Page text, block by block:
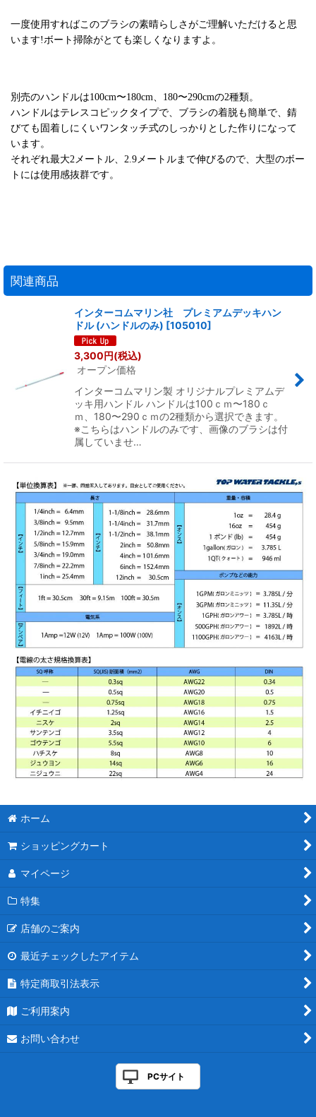
一度使用すればこのブラシの素晴らしさがご理解いただけると思
います!ボート掃除がとても楽しくなりますよ。
別売のハンドルは100cm〜180cm、180〜290cmの2種類。
ハンドルはテレスコピックタイプで、ブラシの着脱も簡単で、錆
びても固着しにくいワンタッチ式のしっかりとした作りになって
います。
それぞれ最大2メートル、2.9メートルまで伸びるので、大型のボー
トには使用感抜群です。
関連商品
インターコムマリン社 プレミアムデッキハン
ドル (ハンドルのみ) [105010]
3,300円(税込)
オープン価格
インターコムマリン製 オリジナルプレミアムデ
ッキ用ハンドル ハンドルは100ｃｍ〜180ｃ
ｍ、180〜290ｃｍの2種類から選択できます。
※こちらはハンドルのみです、画像のブラシは付
属していませ…
ホーム
ショッピングカート
マイページ
特集
店舗のご案内
最近チェックしたアイテム
特定商取引法表示
ご利用案内
お問い合わせ
PCサイト